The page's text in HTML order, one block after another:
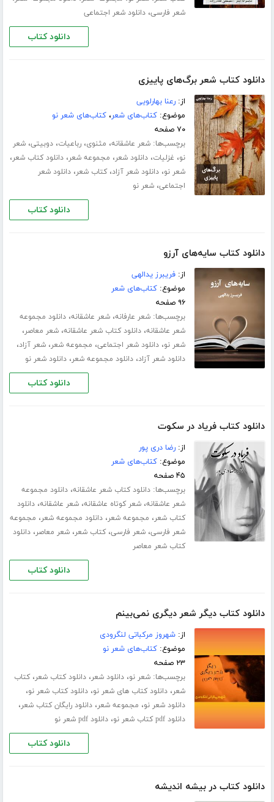
شعر فارسی،دانلود شعر اجتماعی
دانلود کتاب
دانلود کتاب شعر برگ‌های پاییزی
از:رعنا بهارلویی
موضوع:کتاب‌های شعر،کتاب‌های شعر نو
۷۰ صفحه
برچسب‌ها:شعر عاشقانه، مثنوی،رباعیات،دوبیتی،شعر
نو، غزلیات،دانلود شعر، مجموعه شعر،دانلود کتاب شعر،
شعر نو،دانلود شعر آزاد،کتاب شعر،دانلود شعر
اجتماعی،شعر نو
دانلود کتاب
دانلود کتاب سایه‌های آرزو
از:فریبرز یدالهی
موضوع:کتاب‌های شعر
۹۶ صفحه
برچسب‌ها:شعر عارفانه،شعر عاشقانه،دانلود مجموعه
شعر عاشقانه،دانلود کتاب شعر عاشقانه،شعر معاصر،
شعر نو،دانلود شعر اجتماعی، مجموعه شعر،شعر آزاد،
دانلود شعر آزاد،دانلود مجموعه شعر،دانلود شعر نو
دانلود کتاب
دانلود کتاب فریاد در سکوت
از:رضا دری پور
موضوع:کتاب‌های شعر
۴۵ صفحه
برچسب‌ها:دانلود کتاب شعر عاشقانه،دانلود مجموعه
شعر عاشقانه،شعر کوتاه عاشقانه،شعر عاشقانه،دانلود
کتاب شعر، مجموعه شعر،دانلود مجموعه شعر، مجموعه
شعر فارسی،شعر فارسی،کتاب شعر،شعر معاصر،دانلود
کتاب شعر معاصر
دانلود کتاب
دانلود کتاب دیگر شعر دیگری نمی‌بینم
از:شهروز مرکباتی لنگرودی
موضوع:کتاب‌های شعر نو
۲۳ صفحه
برچسب‌ها:شعر نو،دانلود شعر،دانلود کتاب شعر،کتاب
شعر،دانلود کتاب های شعر نو،دانلود کتاب شعر نو،
دانلود شعر نو، مجموعه شعر،دانلود رایگان کتاب شعر،
دانلود pdf کتاب شعر نو ،دانلود pdf شعر نو
دانلود کتاب
دانلود کتاب در بیشه اندیشه